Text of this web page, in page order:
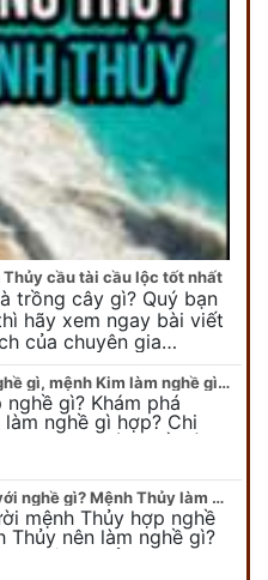
cầu tài cầu lộc tốt nhất
trồng cây gì? Quý bạn
hãy xem ngay bài viết
của chuyên gia…
Mệnh Kim hợp nghề gì, mệnh Kim làm nghề gì để #Phát Tài Lộc
nghề gì? Khám phá
làm nghề gì hợp? Chi
kim hợp với nghề gì sẽ
Mệnh Thủy hợp với nghề gì? Mệnh Thủy làm nghề gì để #Ăn nên làm ra
mệnh Thủy hợp nghề
Thủy nên làm nghề gì?
mệnh Thủy sẽ được